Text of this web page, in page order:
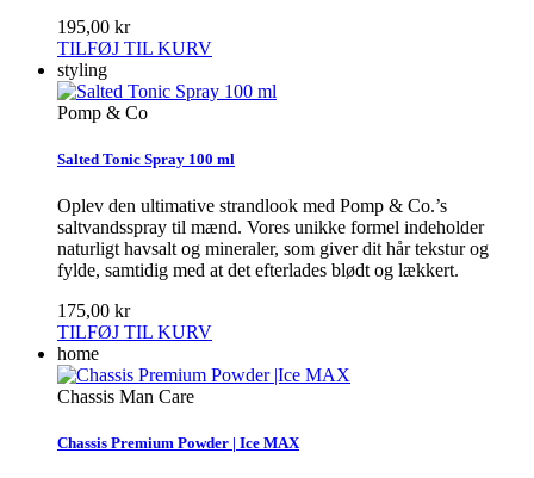
195,00 kr
TILFØJ TIL KURV
styling
Pomp & Co
Salted Tonic Spray 100 ml
Oplev den ultimative strandlook med Pomp & Co.’s
saltvandsspray til mænd. Vores unikke formel indeholder
naturligt havsalt og mineraler, som giver dit hår tekstur og
fylde, samtidig med at det efterlades blødt og lækkert.
175,00 kr
TILFØJ TIL KURV
home
Chassis Man Care
Chassis Premium Powder | Ice MAX